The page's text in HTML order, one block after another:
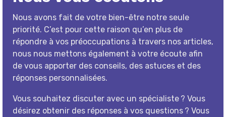
Nous avons fait de votre bien-être notre seule
priorité. C’est pour cette raison qu’en plus de
répondre à vos préoccupations à travers nos articles,
nous nous mettons également à votre écoute afin
de vous apporter des conseils, des astuces et des
réponses personnalisées.
Vous souhaitez discuter avec un spécialiste ? Vous
désirez obtenir des réponses à vos questions ? Vous